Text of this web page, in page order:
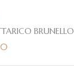
BRUNELLO
2021 750ml